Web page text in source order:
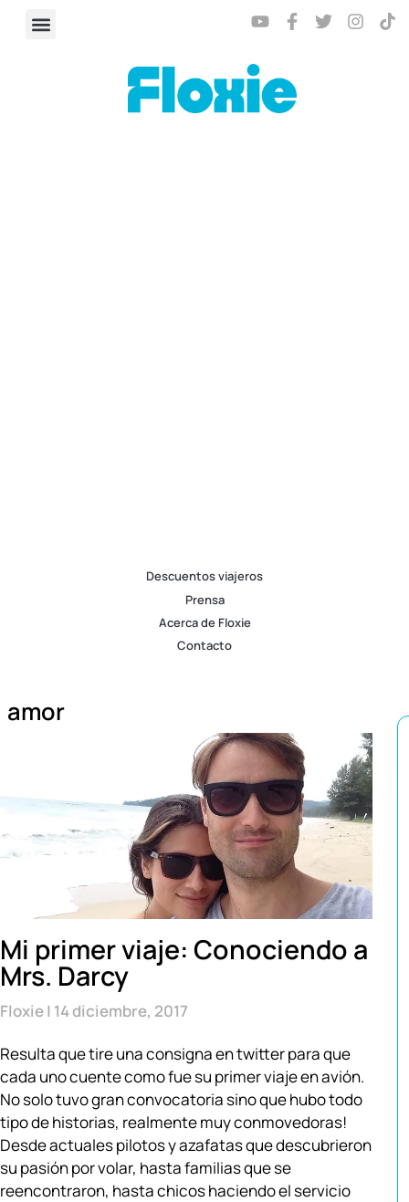
Descuentos viajeros
Prensa
Acerca de Floxie
Contacto
amor
Mi primer viaje: Conociendo a
Mrs. Darcy
Floxie 14 diciembre, 2017
Resulta que tire una consigna en twitter para que
cada uno cuente como fue su primer viaje en avión.
No solo tuvo gran convocatoria sino que hubo todo
tipo de historias, realmente muy conmovedoras!
Desde actuales pilotos y azafatas que descubrieron
su pasión por volar, hasta familias que se
reencontraron, hasta chicos haciendo el servicio